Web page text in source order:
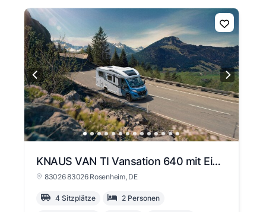
KNAUS VAN TI Vansation 640 mit Einzelbetten unter 7 Meter mit Komfortausstattung ideal für Paare
83026 83026 Rosenheim, DE
4 Sitzplätze 2 Personen